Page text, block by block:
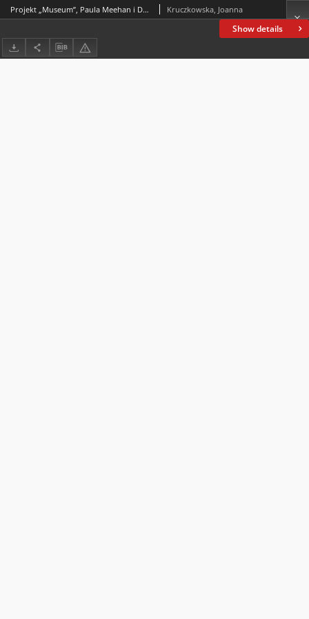
Show details
Projekt „Museum”, Paula Meehan i Dragana Jurišić: irlandzki kryzys mieszkaniowy w trzech odsłonach Kruczkowska, Joanna